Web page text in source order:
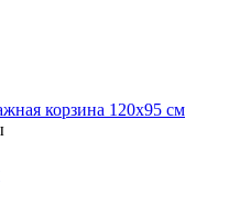
корзина 120х95 см